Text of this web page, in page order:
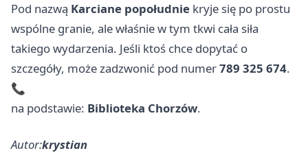
Pod nazwą Karciane popołudnie kryje się po prostu
wspólne granie, ale właśnie w tym tkwi cała siła
takiego wydarzenia. Jeśli ktoś chce dopytać o
szczegóły, może zadzwonić pod numer789 325 674.
📞
na podstawie: Biblioteka Chorzów.
Autor:krystian